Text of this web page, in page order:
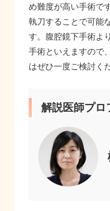
め難度が高い手術で
執刀することで可能
す。腹腔鏡下手術よ
手術といえますので
はぜひ一度ご検討く
解説医師プロ